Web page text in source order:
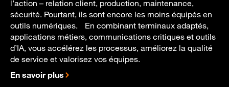
l’action – relation client, production, maintenance,
sécurité. Pourtant, ils sont encore les moins équipés en
outils numériques. En combinant terminaux adaptés,
applications métiers, communications critiques et outils
d’IA, vous accélérez les processus, améliorez la qualité
de service et valorisez vos équipes.
En savoir plus